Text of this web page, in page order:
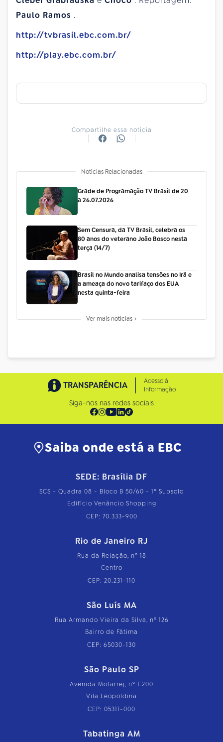
Paulo Ramos .
http://tvbrasil.ebc.com.br/
http://play.ebc.com.br/
Compartilhe essa notícia
Notícias Relacionadas
Grade de Programação TV Brasil de 20
a 26.07.2026
Sem Censura, da TV Brasil, celebra os
80 anos do veterano João Bosco nesta
terça (14/7)
Brasil no Mundo analisa tensões no Irã e
a ameaça do novo tarifaço dos EUA
nesta quinta-feira
Ver mais notícias +
TRANSPARÊNCIA
Acesso à
Informação
Siga-nos nas redes sociais
Saiba onde está a EBC
SEDE: Brasília DF
SCS - Quadra 08 - Bloco B 50/60 - 1º Subsolo
Edifício Venâncio Shopping
CEP: 70.333-900
Rio de Janeiro RJ
Rua da Relação, nº 18
Centro
CEP: 20.231-110
São Luís MA
Rua Armando Vieira da Silva, nº 126
Bairro de Fátima
CEP: 65030-130
São Paulo SP
Avenida Mofarrej, nº 1.200
Vila Leopoldina
CEP: 05311-000
Tabatinga AM